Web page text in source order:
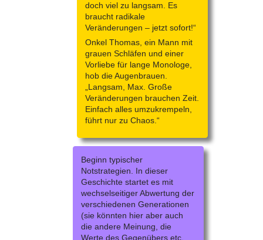
doch viel zu langsam. Es
braucht radikale
Veränderungen – jetzt sofort!“
Onkel Thomas, ein Mann mit
grauen Schläfen und einer
Vorliebe für lange Monologe,
hob die Augenbrauen.
„Langsam, Max. Große
Veränderungen brauchen Zeit.
Einfach alles umzukrempeln,
führt nur zu Chaos.“
Beginn typischer
Notstrategien. In dieser
Geschichte startet es mit
wechselseitiger Abwertung der
verschiedenen Generationen
(sie könnten hier aber auch
die andere Meinung, die
Werte des Gegenübers etc.